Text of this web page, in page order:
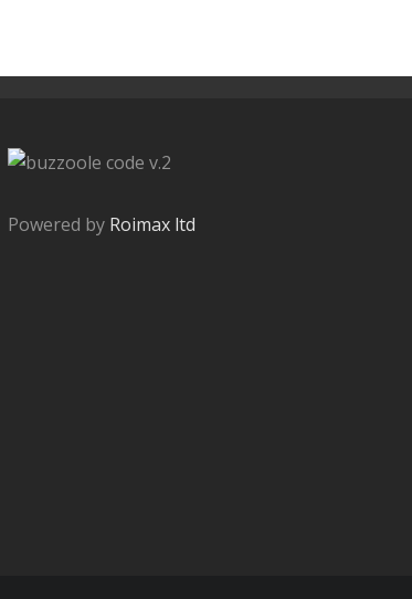
v.2
Powered by Roimax ltd